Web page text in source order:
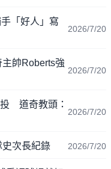
「好人」寫
2026/7/20
帥Roberts強
2026/7/20
道奇教頭：
2026/7/20
次長紀錄 2026/7/20